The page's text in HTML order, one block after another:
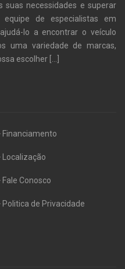
suas necessidades e superar
de especialistas em
lo a encontrar o veículo
uma variedade de marcas,
escolher
Financiamento
Localização
Fale Conosco
Politica de Privacidade